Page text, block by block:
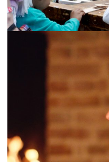
PIRET PÄÄR